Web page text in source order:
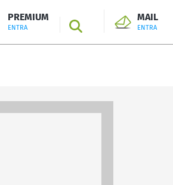
PREMIUM
ENTRA SEARCH
MAIL
ENTRA